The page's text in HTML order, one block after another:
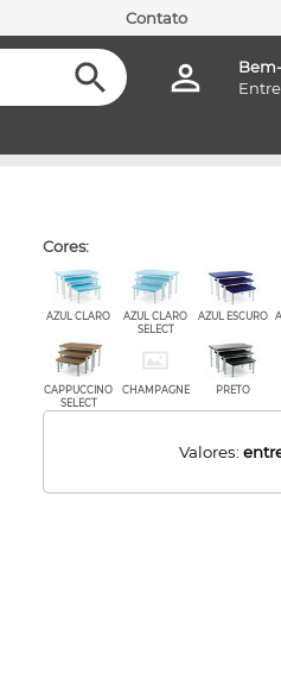
Contato
Entre
cores:
AZUL CLARO
AZUL CLARO
SELECT
AZUL ESCURO
CAPPUCCINO
SELECT
CHAMPAGNE PRETO
Valores: